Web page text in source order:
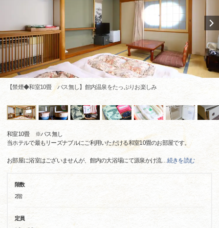
【禁煙◆和室10畳 バス無し】館内温泉をたっぷりお楽しみ
和室10畳 ※バス無し
当ホテルで最もリーズナブルにご利用いただける和室10畳のお部屋です。
お部屋に浴室はございませんが、館内の大浴場にて源泉かけ流…続きを読む
階数
2階
定員